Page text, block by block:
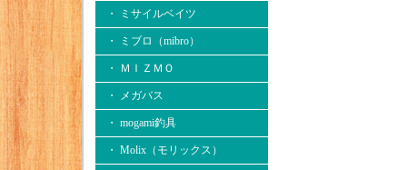
・ ミサイルベイツ
・ ミブロ（mibro）
・ ＭＩＺＭＯ
・ メガバス
・ mogami釣具
・ Molix（モリックス）